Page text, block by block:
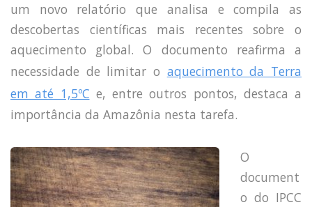
Críticas ao Teorema
Economia do Setor Público e Meio Ambiente
Parceiros
Publicações
Vídeos Educativos
um novo relatório que analisa e compila as
descobertas científicas mais recentes sobre o
aquecimento global. O documento reafirma a
necessidade de limitar o aquecimento da Terra
em até 1,5ºC e, entre outros pontos, destaca a
importância da Amazônia nesta tarefa.
O
document
o do IPCC